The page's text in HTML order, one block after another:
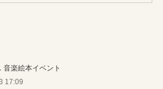
音楽絵本イベント
17:09